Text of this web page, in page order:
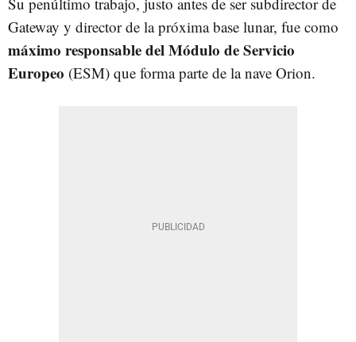
Gateway y director de la próxima base lunar, fue como
máximo responsable del Módulo de Servicio
Europeo (ESM) que forma parte de la nave Orion.